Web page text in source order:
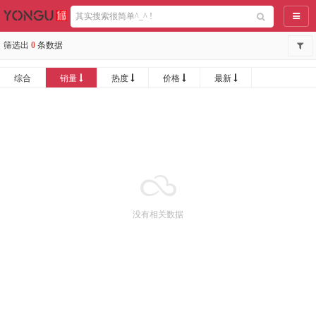
导航
筛选出 0 条数据
综合 销量 热度 价格 最新
没有相关数据